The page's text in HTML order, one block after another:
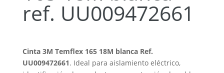
ref. UU009472661
Cinta 3M Temflex 165 18M blanca Ref.
UU009472661. Ideal para aislamiento eléctrico,